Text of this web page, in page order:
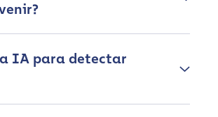
IA para detectar